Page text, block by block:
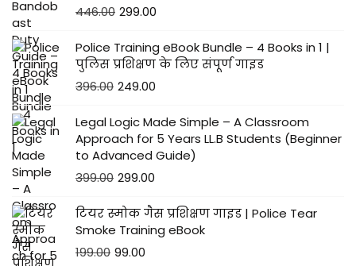
ना
,
मे
क
से
फ
,
खा
ली
क
र
ना
446.00 299.00
Police Training eBook Bundle – 4 Books in 1 |
पुलिस प्रशिक्षण के लिए संपूर्ण गाइड
396.00 249.00
Legal Logic Made Simple – A Classroom
Approach for 5 Years LL.B Students (Beginner
to Advanced Guide)
399.00 299.00
टियर स्मोक गैस प्रशिक्षण गाइड | Police Tear
Smoke Training eBook
199.00 99.00